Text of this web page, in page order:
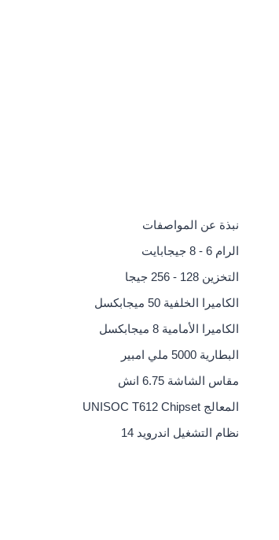
نبذة عن المواصفات
الرام 6 - 8 جيجابايت
التخزين 128 - 256 جيجا
الكاميرا الخلفية 50 ميجابكسل
الكاميرا الأمامية 8 ميجابكسل
البطارية 5000 ملي امبير
مقاس الشاشة 6.75 انش
المعالج UNISOC T612 Chipset
نظام التشغيل اندرويد 14